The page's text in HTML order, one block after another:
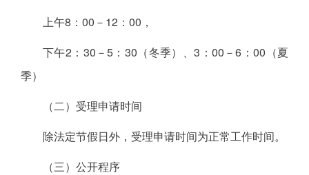
上午8：00－12：00，
下午2：30－5：30（冬季）、3：00－6：00（夏
季）
（二）受理申请时间
除法定节假日外，受理申请时间为正常工作时间。
（三）公开程序